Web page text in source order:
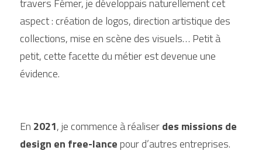
travers Fémer, je développais naturellement cet
aspect : création de logos, direction artistique des
collections, mise en scène des visuels… Petit à
petit, cette facette du métier est devenue une
évidence.
En 2021, je commence à réaliser des missions de
design en free-lance pour d’autres entreprises.